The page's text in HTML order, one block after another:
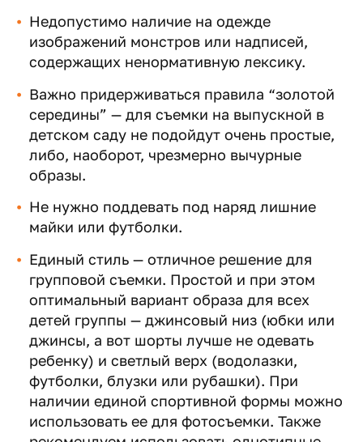
Недопустимо наличие на одежде
изображений монстров или надписей,
содержащих ненормативную лексику.
Важно придерживаться правила “золотой
середины” — для съемки на выпускной в
детском саду не подойдут очень простые,
либо, наоборот, чрезмерно вычурные
образы.
Не нужно поддевать под наряд лишние
майки или футболки.
Единый стиль — отличное решение для
групповой съемки. Простой и при этом
оптимальный вариант образа для всех
детей группы — джинсовый низ (юбки или
джинсы, а вот шорты лучше не одевать
ребенку) и светлый верх (водолазки,
футболки, блузки или рубашки). При
наличии единой спортивной формы можно
использовать ее для фотосъемки. Также